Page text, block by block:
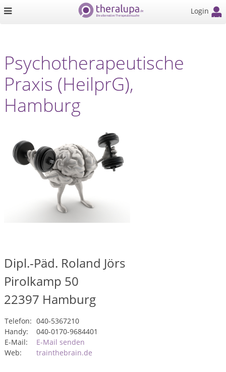
Login
Psychotherapeutische
Praxis (HeilprG),
Hamburg
Dipl.-Päd. Roland Jörs
Pirolkamp 50
22397 Hamburg
Telefon: 040-5367210
Handy:
040-0170-9684401
E-Mail:
E-Mail senden
Web:
trainthebrain.de